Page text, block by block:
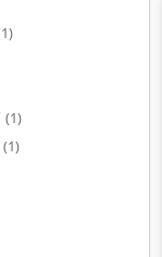
(1)
(1)